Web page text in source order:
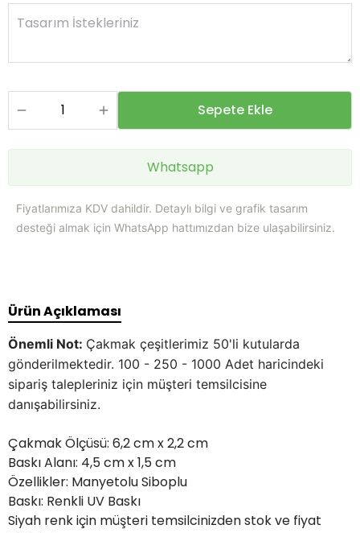
Sepete Ekle
Whatsapp
Fiyatlarımıza KDV dahildir. Detaylı bilgi ve grafik tasarım
desteği almak için WhatsApp hattımızdan bize ulaşabilirsiniz.
Ürün Açıklaması
Önemli Not: Çakmak çeşitlerimiz 50'li kutularda
gönderilmektedir. 100 - 250 - 1000 Adet haricindeki
sipariş talepleriniz için müşteri temsilcisine
danışabilirsiniz.
Çakmak Ölçüsü: 6,2 cm x 2,2 cm
Baskı Alanı: 4,5 cm x 1,5 cm
Özellikler: Manyetolu Siboplu
Baskı: Renkli UV Baskı
Siyah renk için müşteri temsilcinizden stok ve fiyat